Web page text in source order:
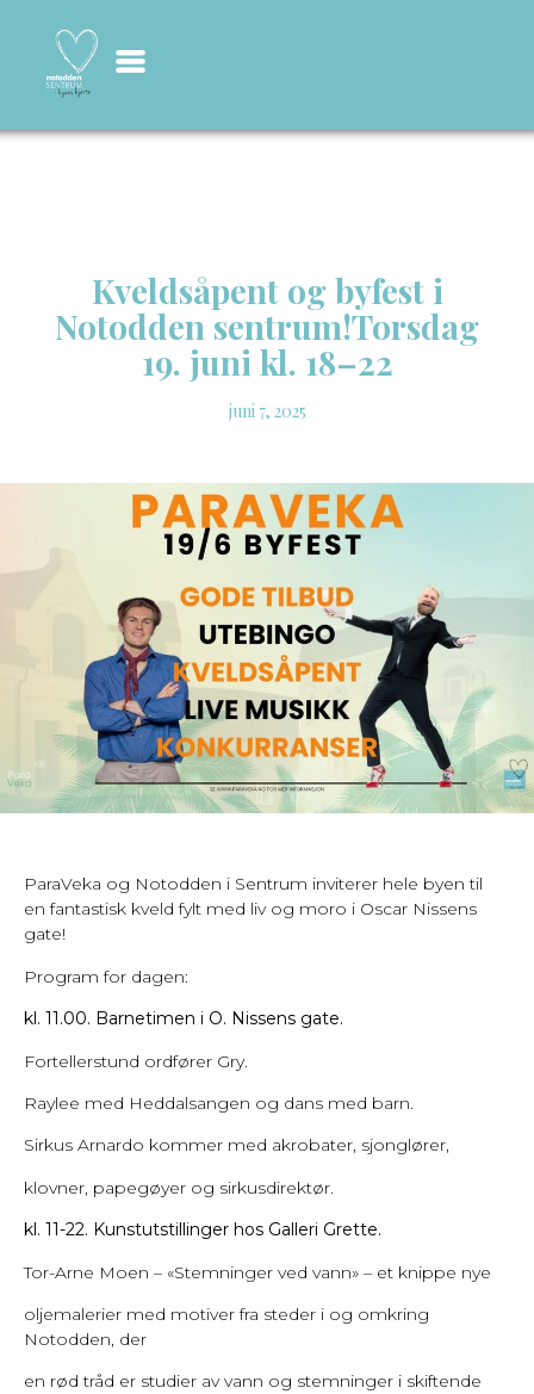
Kveldsåpent og byfest i
Notodden sentrum!Torsdag
19. juni kl. 18–22
juni 7, 2025
ParaVeka og Notodden i Sentrum inviterer hele byen til
en fantastisk kveld fylt med liv og moro i Oscar Nissens
gate!
Program for dagen:
kl. 11.00. Barnetimen i O. Nissens gate.
Fortellerstund ordfører Gry.
Raylee med Heddalsangen og dans med barn.
Sirkus Arnardo kommer med akrobater, sjonglører,
klovner, papegøyer og sirkusdirektør.
kl. 11-22. Kunstutstillinger hos Galleri Grette.
Tor-Arne Moen – «Stemninger ved vann» – et knippe nye
oljemalerier med motiver fra steder i og omkring
Notodden, der
en rød tråd er studier av vann og stemninger i skiftende